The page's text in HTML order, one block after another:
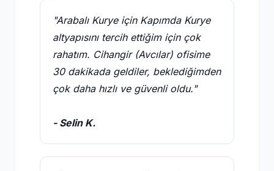
"Arabalı Kurye için Kapımda Kurye
altyapısını tercih ettiğim için çok
rahatım. Cihangir (Avcılar) ofisime
30 dakikada geldiler, beklediğimden
çok daha hızlı ve güvenli oldu."
- Selin K.